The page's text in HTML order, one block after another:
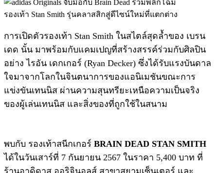
การเปิดตัวรองเท้า Stan Smith ในสไตล์สุดล้ำของ เบรน
เดด นั้น มาพร้อมกับแคมเปญที่สร้างสรรค์ร่วมกับศิลปิน
อย่าง ไรอัน เดกเกอร์ (Ryan Decker) ซึ่งได้รับแรงบันดาล
ใจมาจากโลกในจินตนาการของแอนิเมชันขณะการ
แข่งขันเทนนิส ผ่านความสุนทรียะเหนือความเป็นจริง
ของผู้เล่นเทนนิส และสิ่งของที่ถูกใช้ในสนาม
พบกับ รองเท้าสนีกเกอร์ BRAIN DEAD STAN SMITH
ได้ในวันเสาร์ที่ 7 กันยายน 2567 ในราคา 5,400 บาท ที่
ร้านอาดิดาส ออริจินอลส์ สาขาสยามเซ็นเตอร์ และ